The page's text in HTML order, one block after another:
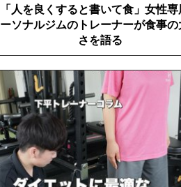
「人を良くすると書いて食」女性
ーソナルジムのトレーナーが食事の
さを語る